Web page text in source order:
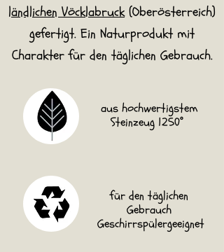
ländlichen Vöcklabruck(Oberösterreich)
gefertigt. Ein Naturprodukt mit
Charakter für den täglichen Gebrauch.
aus hochwertigstem
Steinzeug 1250°
für den täglichen
Gebrauch
Geschirrspülergeeignet